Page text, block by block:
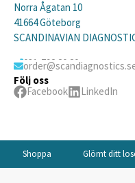
Norra Ågatan 10
41664 Göteborg
SCANDINAVIAN
031-792 20 20
Följ oss
Facebook
LinkedIn
Shoppa Glömt ditt